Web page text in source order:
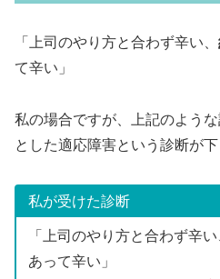
「上司のやり方と合わず辛い、
て辛い」
私の場合ですが、上記のよう
とした適応障害という診断が下
私が受けた診断
「上司のやり方と合わず辛
あって辛い」